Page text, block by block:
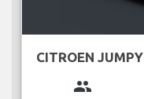
CITROEN JUMPY
group